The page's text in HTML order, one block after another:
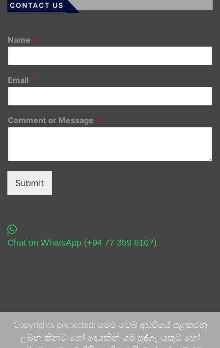
CONTACT US
Name *
Email *
Comment or Message *
Submit
Chat on WhatsApp (+94 77 359 6107)
Copyrights protected: මෙම වෙබ් අඩවියේ පළකරනු
ලබන කිනම් හෝ දෙයකින් යම් පුද්ගලයකුට හෝ